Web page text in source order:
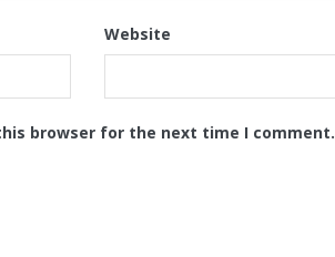
Website
browser for the next time I comment.